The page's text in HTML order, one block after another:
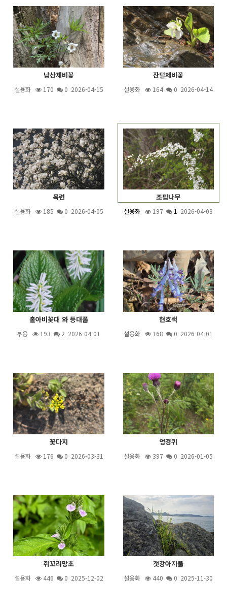
남산제비꽃
설용화 170 0 2026-04-15
잔털제비꽃
설용화 164 0 2026-04-14
목련
설용화 185 0 2026-04-05
조팝나무
설용화 197 1 2026-04-03
홀아비꽃대 와 등대풀
부용 193 2 2026-04-01
현호색
설용화 168 0 2026-04-01
꽃다지
설용화 176 0 2026-03-31
엉겅퀴
설용화 397 0 2026-01-05
쥐꼬리망초
설용화 446 0 2025-12-02
갯강아지풀
설용화 440 0 2025-11-30